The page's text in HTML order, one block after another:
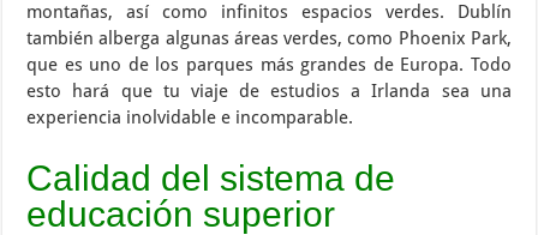
montañas, así como infinitos espacios verdes. Dublín
también alberga algunas áreas verdes, como Phoenix Park,
que es uno de los parques más grandes de Europa. Todo
esto hará que tu viaje de estudios a Irlanda sea una
experiencia inolvidable e incomparable.
Calidad del sistema de
educación superior